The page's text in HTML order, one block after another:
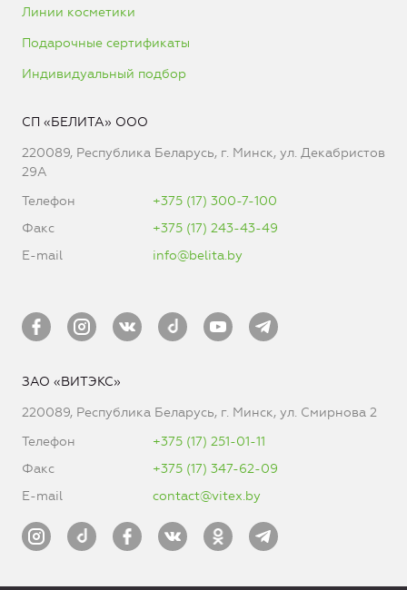
Линии косметики
Подарочные сертификаты
Индивидуальный подбор
СП «БЕЛИТА» ООО
220089, Республика Беларусь, г. Минск, ул. Декабристов
29А
Телефон
+375 (17) 300-7-100
Факс
+375 (17) 243-43-49
E-mail
info@belita.by
ЗАО «ВИТЭКС»
220089, Республика Беларусь, г. Минск, ул. Смирнова 2
Телефон
+375 (17) 251-01-11
Факс
+375 (17) 347-62-09
E-mail
contact@vitex.by